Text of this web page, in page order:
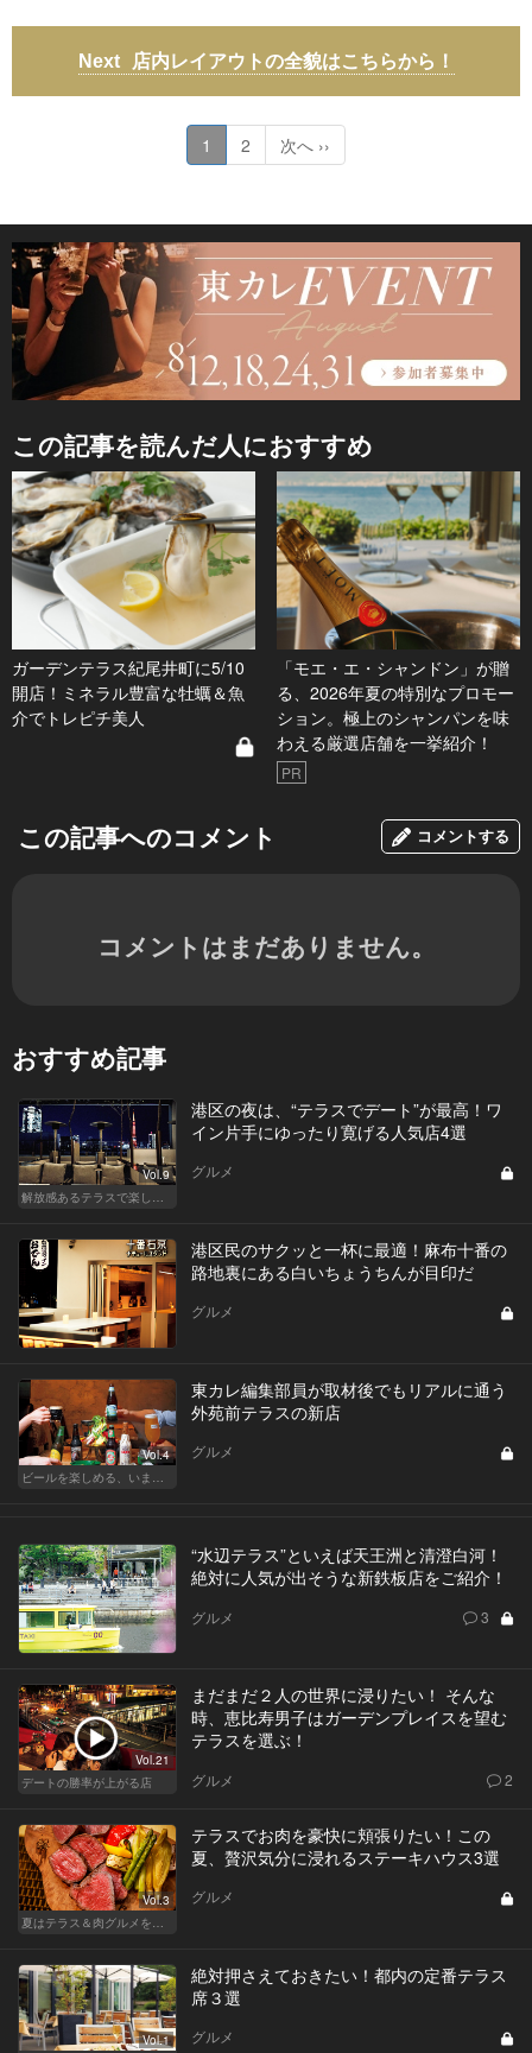
店内レイアウトの全貌はこちらから！
1 2 次へ ››
この記事を読んだ人におすすめ
ガーデンテラス紀尾井町に5/10
開店！ミネラル豊富な牡蠣＆魚
介でトレピチ美人
「モエ・エ・シャンドン」が贈
る、2026年夏の特別なプロモー
ション。極上のシャンパンを味
わえる厳選店舗を一挙紹介！
PR
この記事へのコメント コメントする
コメントはまだありません。
おすすめ記事
Vol.9
解放感あるテラスで楽しく飲める東京の人気店
港区の夜は、“テラスでデート”が最高！ワ
イン片手にゆったり寛げる人気店4選
グルメ
港区民のサクッと一杯に最適！麻布十番の
路地裏にある白いちょうちんが目印だ
グルメ
Vol.4
ビールを楽しめる、いま最旬なビールの新店はこの6軒！
東カレ編集部員が取材後でもリアルに通う
外苑前テラスの新店
グルメ
“水辺テラス”といえば天王洲と清澄白河！
絶対に人気が出そうな新鉄板店をご紹介！
グルメ 3
Vol.21
デートの勝率が上がる店
まだまだ２人の世界に浸りたい！ そんな
時、恵比寿男子はガーデンプレイスを望む
テラスを選ぶ！
グルメ 2
Vol.3
夏はテラス＆肉グルメを開放的に楽しもう
テラスでお肉を豪快に頬張りたい！この
夏、贅沢気分に浸れるステーキハウス3選
グルメ
Vol.1
絶対押さえておきたい！都内の定番テラス
席３選
グルメ